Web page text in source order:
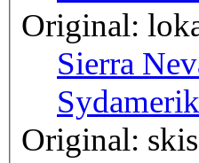
Original:
Sierra
Original: